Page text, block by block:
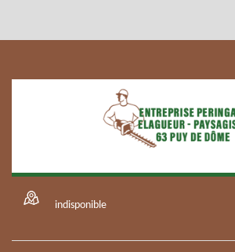
indisponible